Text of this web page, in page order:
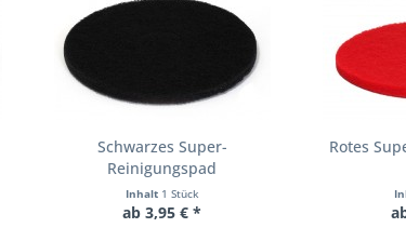
Schwarzes Super-
Reinigungspad
Inhalt 1 Stück
ab 3,95 € *
Rotes